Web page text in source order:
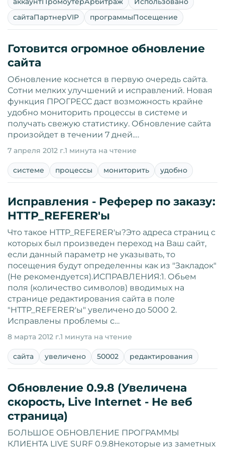
сайтаПартнерVIP
программыПосещение
Готовится огромное обновление
сайта
Обновление коснется в первую очередь сайта.
Сотни мелких улучшений и исправлений. Новая
функция ПРОГРЕСС даст возможность крайне
удобно мониторить процессы в системе и
получать свежую статистику. Обновление сайта
произойдет в течении 7 дней.…
7 апреля 2012 г.1 минута на чтение
системе процессы мониторить удобно
Исправления - Реферер по заказу:
HTTP_REFERER'ы
Что такое HTTP_REFERER'ы?Это адреса страниц с
которых был произведен переход на Ваш сайт,
если данный параметр не указывать, то
посещения будут определенны как из "Закладок"
(Не рекомендуется).ИСПРАВЛЕНИЯ:1. Обьем
поля (количество символов) вводимых на
странице редактирования сайта в поле
"HTTP_REFERER'ы" увеличено до 5000 2.
Исправлены проблемы с…
8 марта 2012 г.1 минута на чтение
сайта увеличено 50002 редактирования
Обновление 0.9.8 (Увеличена
скорость, Live Internet - Не веб
страница)
БОЛЬШОЕ ОБНОВЛЕНИЕ ПРОГРАММЫ
КЛИЕНТА LIVE SURF 0.9.8Некоторые из заметных